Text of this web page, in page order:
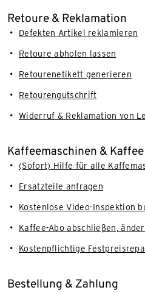
Retoure & Reklamation
Defekten Artikel reklamieren
Retoure abholen lassen
Retourenetikett generieren
Retourengutschrift
Widerruf & Reklamation von
Kaffeemaschinen &
(Sofort) Hilfe für alle
Ersatzteile anfragen
Kostenlose Video-Inspektion
Kaffee-Abo abschließen,
Kostenpflichtige
Bestellung & Zahlung